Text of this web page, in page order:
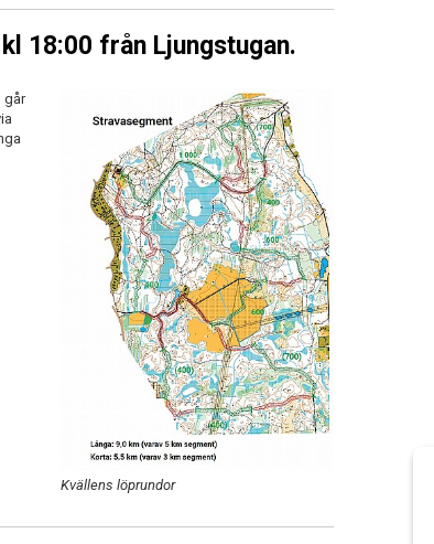
18:00 från Ljungstugan.
Kvällens löprundor
går